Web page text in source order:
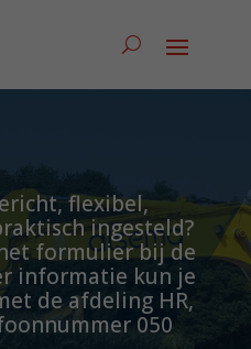
flexibel,
ingesteld?
formulier bij de
informatie kun je
de afdeling HR,
050